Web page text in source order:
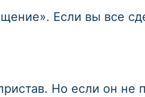
Если вы все
Но если он не